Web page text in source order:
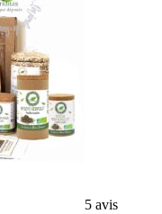
5 avis